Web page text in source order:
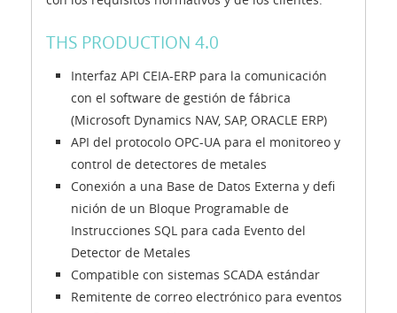
THS PRODUCTION 4.0
Interfaz API CEIA-ERP para la comunicación
con el software de gestión de fábrica
(Microsoft Dynamics NAV, SAP, ORACLE ERP)
API del protocolo OPC-UA para el monitoreo y
control de detectores de metales
Conexión a una Base de Datos Externa y defi
nición de un Bloque Programable de
Instrucciones SQL para cada Evento del
Detector de Metales
Compatible con sistemas SCADA estándar
Remitente de correo electrónico para eventos